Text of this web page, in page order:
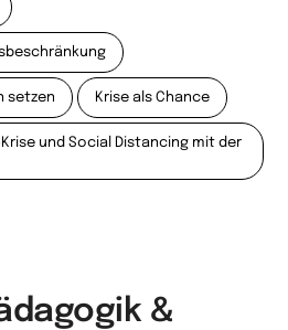
setzen Krise als Chance
und Social Distancing mit der
&